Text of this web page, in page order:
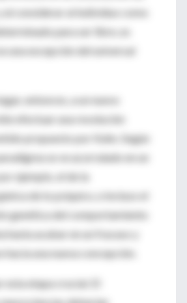
al considerar al individuo como
para ser libre, es
una excepción del universal
entonces, a un nuevo
efectuar una revolución
propuesto por Kuhn. Según
se ve acorralado en un
ejemplo, el de la
de lo psíquico, e incluso el
genética del comportamiento
hasta acabar en un fracaso y
hacia una nueva concepción.
esta etapa crucial. El